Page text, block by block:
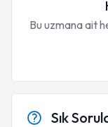
Bu uzmana ait
Sık